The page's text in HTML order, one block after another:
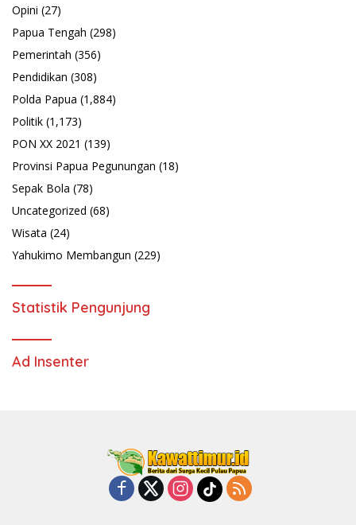
Opini (27)
Papua Tengah (298)
Pemerintah (356)
Pendidikan (308)
Polda Papua (1,884)
Politik (1,173)
PON XX 2021 (139)
Provinsi Papua Pegunungan (18)
Sepak Bola (78)
Uncategorized (68)
Wisata (24)
Yahukimo Membangun (229)
Statistik Pengunjung
Ad Insenter